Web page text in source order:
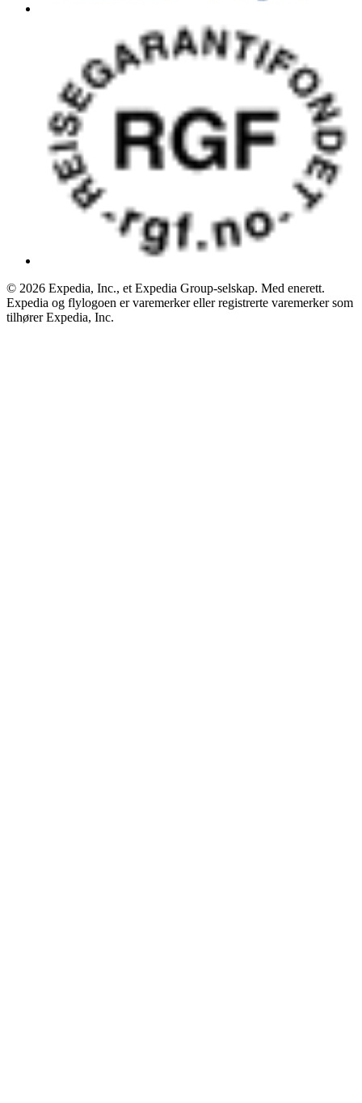
© 2026 Expedia, Inc., et Expedia Group-selskap. Med enerett.
Expedia og flylogoen er varemerker eller registrerte varemerker som
tilhører Expedia, Inc.